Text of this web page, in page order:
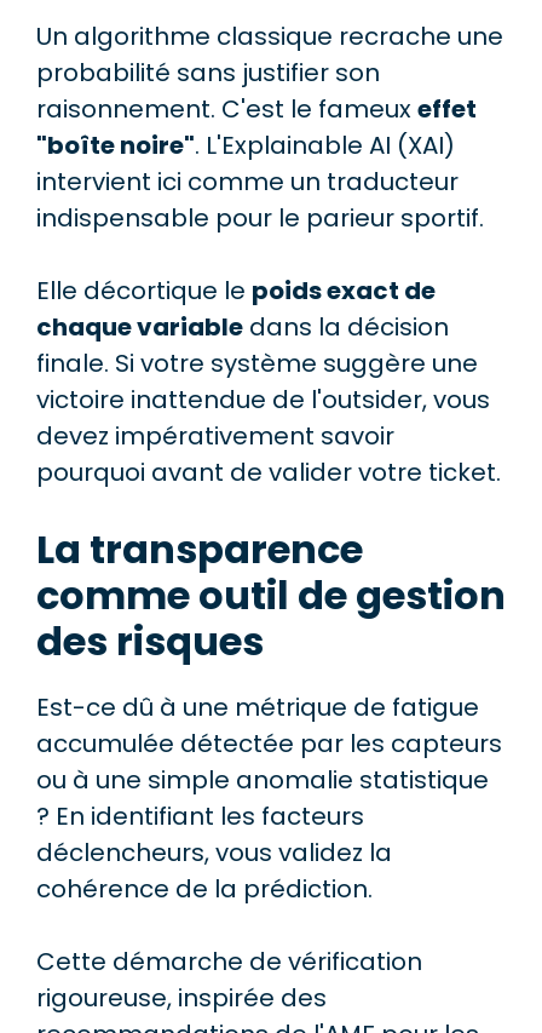
Un algorithme classique recrache une
probabilité sans justifier son
raisonnement. C'est le fameux effet
"boîte noire". L'Explainable AI (XAI)
intervient ici comme un traducteur
indispensable pour le parieur sportif.
Elle décortique le poids exact de
chaque variable dans la décision
finale. Si votre système suggère une
victoire inattendue de l'outsider, vous
devez impérativement savoir
pourquoi avant de valider votre ticket.
La transparence
comme outil de gestion
des risques
Est-ce dû à une métrique de fatigue
accumulée détectée par les capteurs
ou à une simple anomalie statistique
? En identifiant les facteurs
déclencheurs, vous validez la
cohérence de la prédiction.
Cette démarche de vérification
rigoureuse, inspirée des